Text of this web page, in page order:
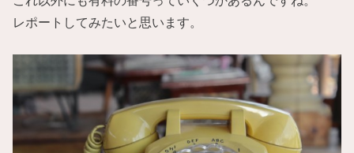
レポートしてみたいと思います。